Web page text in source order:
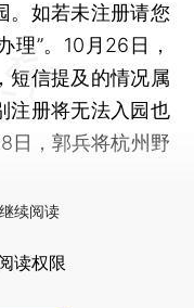
。如若未注册请您
理”。10月26日，
短信提及的情况属
注册将无法入园也
日，郭兵将杭州野
续阅读
读权限